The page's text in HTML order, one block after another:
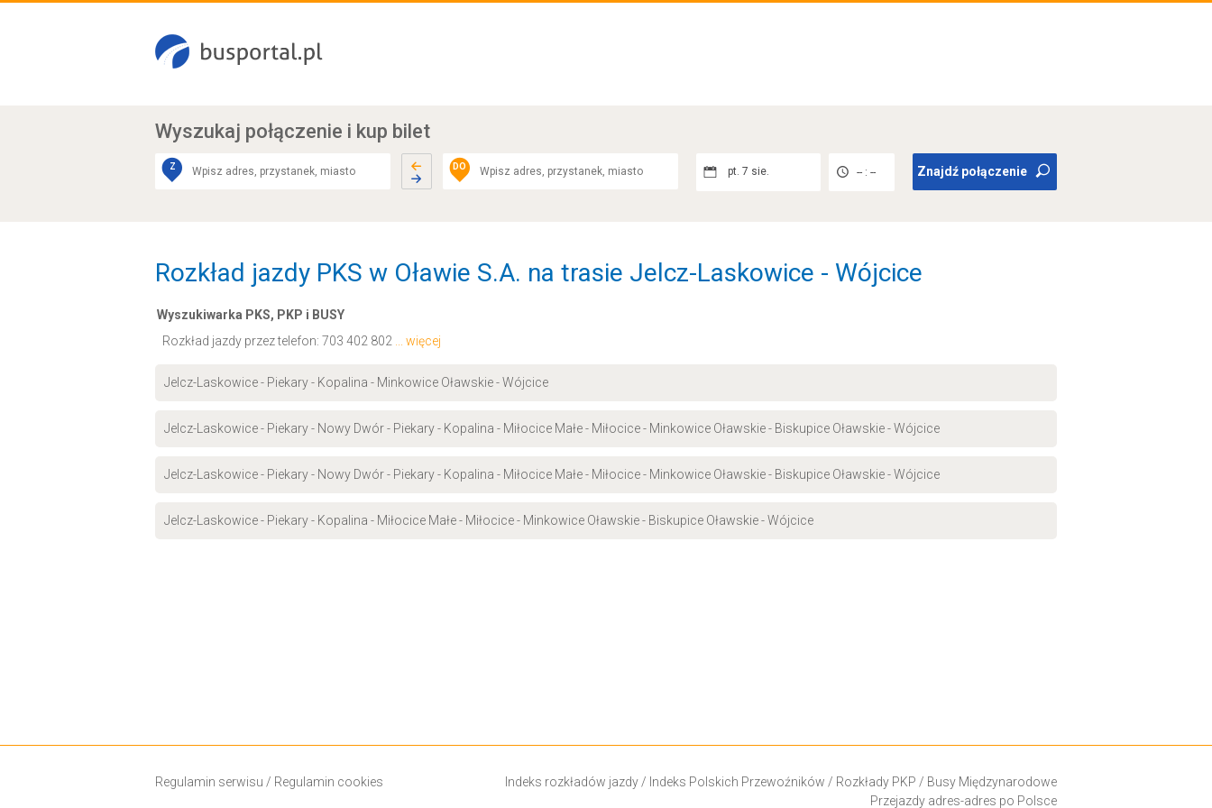
Wyszukaj połączenie i kup bilet
Z DO pt. 7 sie. -- : -- Znajdź połączenie
Rozkład jazdy PKS w Oławie S.A. na trasie Jelcz-Laskowice - Wójcice
Wyszukiwarka PKS, PKP i BUSY
Rozkład jazdy przez telefon: 703 402 802 ... więcej
Jelcz-Laskowice - Piekary - Kopalina - Minkowice Oławskie - Wójcice
Jelcz-Laskowice - Piekary - Nowy Dwór - Piekary - Kopalina - Miłocice Małe - Miłocice - Minkowice Oławskie - Biskupice Oławskie - Wójcice
Jelcz-Laskowice - Piekary - Nowy Dwór - Piekary - Kopalina - Miłocice Małe - Miłocice - Minkowice Oławskie - Biskupice Oławskie - Wójcice
Jelcz-Laskowice - Piekary - Kopalina - Miłocice Małe - Miłocice - Minkowice Oławskie - Biskupice Oławskie - Wójcice
Regulamin serwisu / Regulamin cookies Indeks rozkładów jazdy/ Indeks Polskich Przewoźników / Rozkłady PKP / Busy Międzynarodowe
Przejazdy adres-adres po Polsce